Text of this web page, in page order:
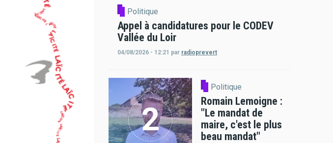
Politique
Appel à candidatures pour le CODEV
Vallée du Loir
04/08/2026 - 12:21 par radioprevert
Politique
Romain Lemoigne :
"Le mandat de
maire, c'est le plus
beau mandat"